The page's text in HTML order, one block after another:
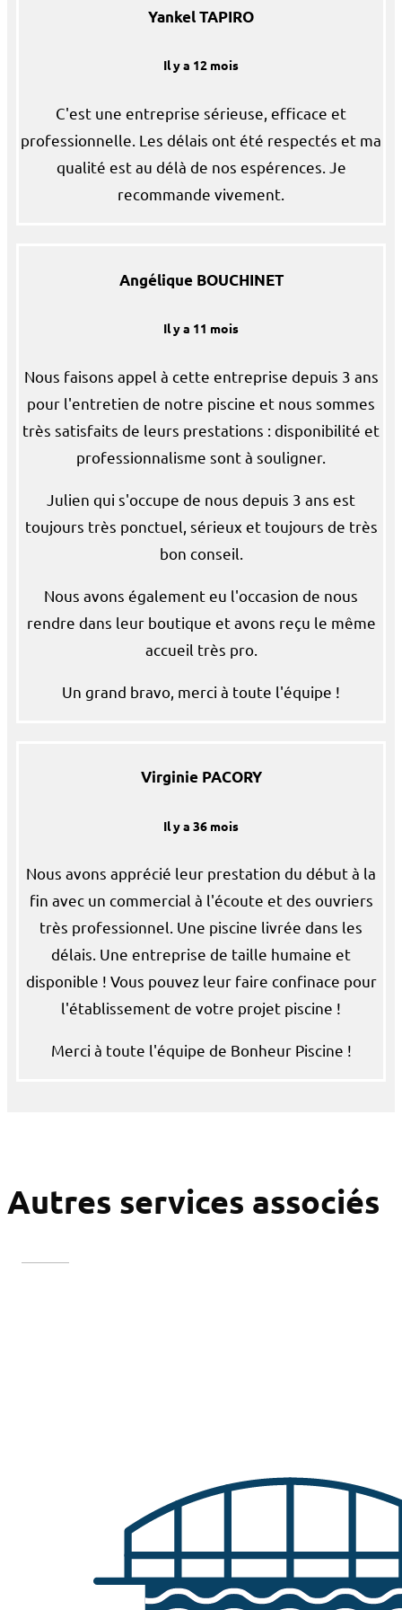
Yankel TAPIRO
Il y a 12 mois
C'est une entreprise sérieuse, efficace et
professionnelle. Les délais ont été respectés et ma
qualité est au délà de nos espérences. Je
recommande vivement.
Angélique BOUCHINET
Il y a 11 mois
Nous faisons appel à cette entreprise depuis 3 ans
pour l'entretien de notre piscine et nous sommes
très satisfaits de leurs prestations : disponibilité et
professionnalisme sont à souligner.
Julien qui s'occupe de nous depuis 3 ans est
toujours très ponctuel, sérieux et toujours de très
bon conseil.
Nous avons également eu l'occasion de nous
rendre dans leur boutique et avons reçu le même
accueil très pro.
Un grand bravo, merci à toute l'équipe !
Virginie PACORY
Il y a 36 mois
Nous avons apprécié leur prestation du début à la
fin avec un commercial à l'écoute et des ouvriers
très professionnel. Une piscine livrée dans les
délais. Une entreprise de taille humaine et
disponible ! Vous pouvez leur faire confinace pour
l'établissement de votre projet piscine !
Merci à toute l'équipe de Bonheur Piscine !
Autres services associés